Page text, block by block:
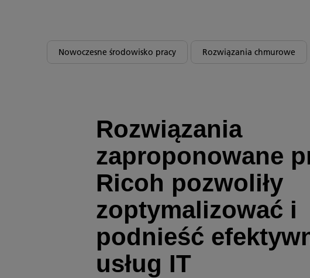
Nowoczesne środowisko pracy Rozwiązania chmurowe
Rozwiązania
zaproponowane
Ricoh pozwoliły
zoptymalizować i
podnieść
usług IT